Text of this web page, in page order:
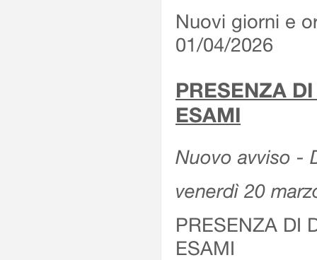
Nuovi giorni e
01/04/2026
PRESENZA
ESAMI
Nuovo avviso -
venerdì 20
PRESENZA DI
ESAMI